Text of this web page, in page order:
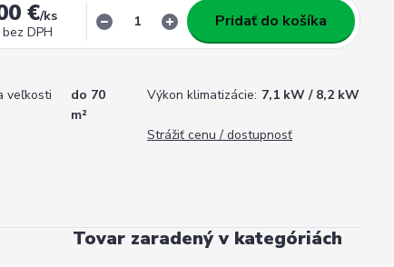
€/ks
bez DPH
Pridať do košíka
veľkosti
do 70
m²
Výkon klimatizácie: 7,1 kW / 8,2 kW
Strážiť cenu / dostupnosť
Tovar zaradený v kategóriách